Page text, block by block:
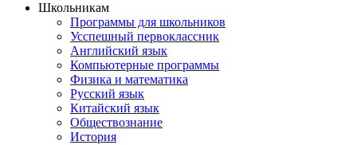
Школьникам
Программы для школьников
Усспешный первоклассник
Английский язык
Компьютерные программы
Физика и математика
Русский язык
Китайский язык
Обществознание
История